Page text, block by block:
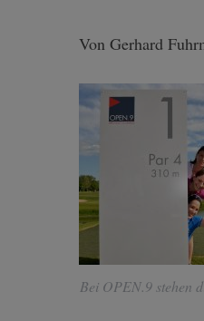
Von Gerhard
Bei OPEN.9 stehen